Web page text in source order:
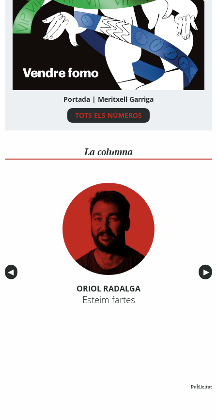
Portada | Meritxell Garriga
TOTS ELS NÚMEROS
La columna
Anterior
◀︎ ▶︎
ORIOL RADALGA
Esteim fartes
Publicitat